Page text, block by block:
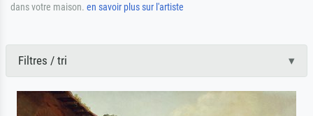
dans votre maison. en savoir plus sur l'artiste
Filtres / tri